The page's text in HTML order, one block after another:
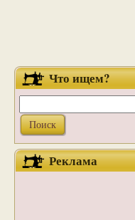
Что ищем?
Реклама